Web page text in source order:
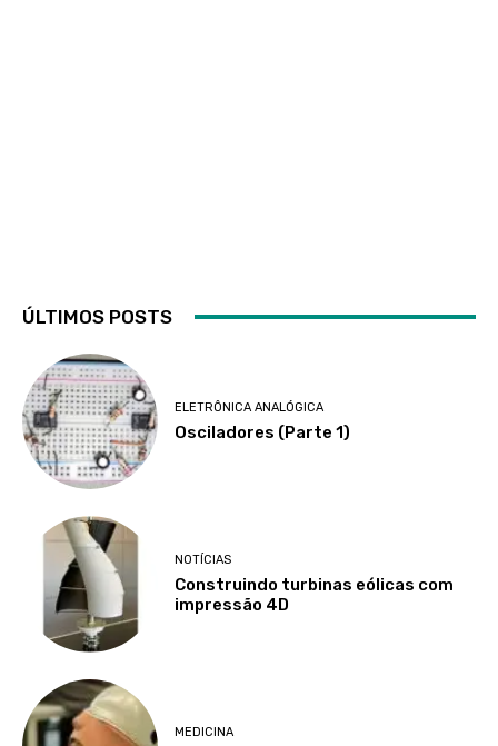
ÚLTIMOS POSTS
ELETRÔNICA ANALÓGICA
Osciladores (Parte 1)
NOTÍCIAS
Construindo turbinas eólicas com
impressão 4D
MEDICINA